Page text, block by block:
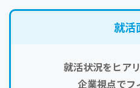
就活
就活状況をヒア
企業視点でフ